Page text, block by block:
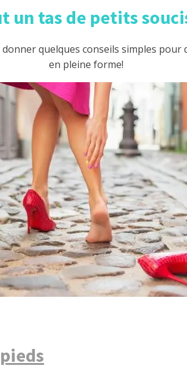
un tas de petits
quelques conseils simples pour
en pleine forme!